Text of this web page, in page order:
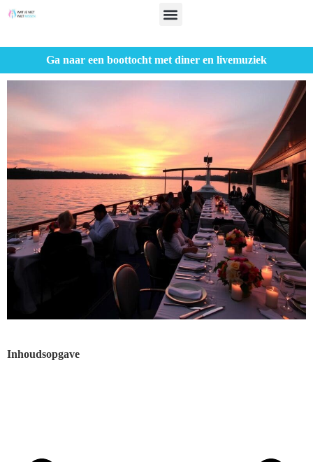
Ga naar een boottocht met diner en livemuziek
Inhoudsopgave